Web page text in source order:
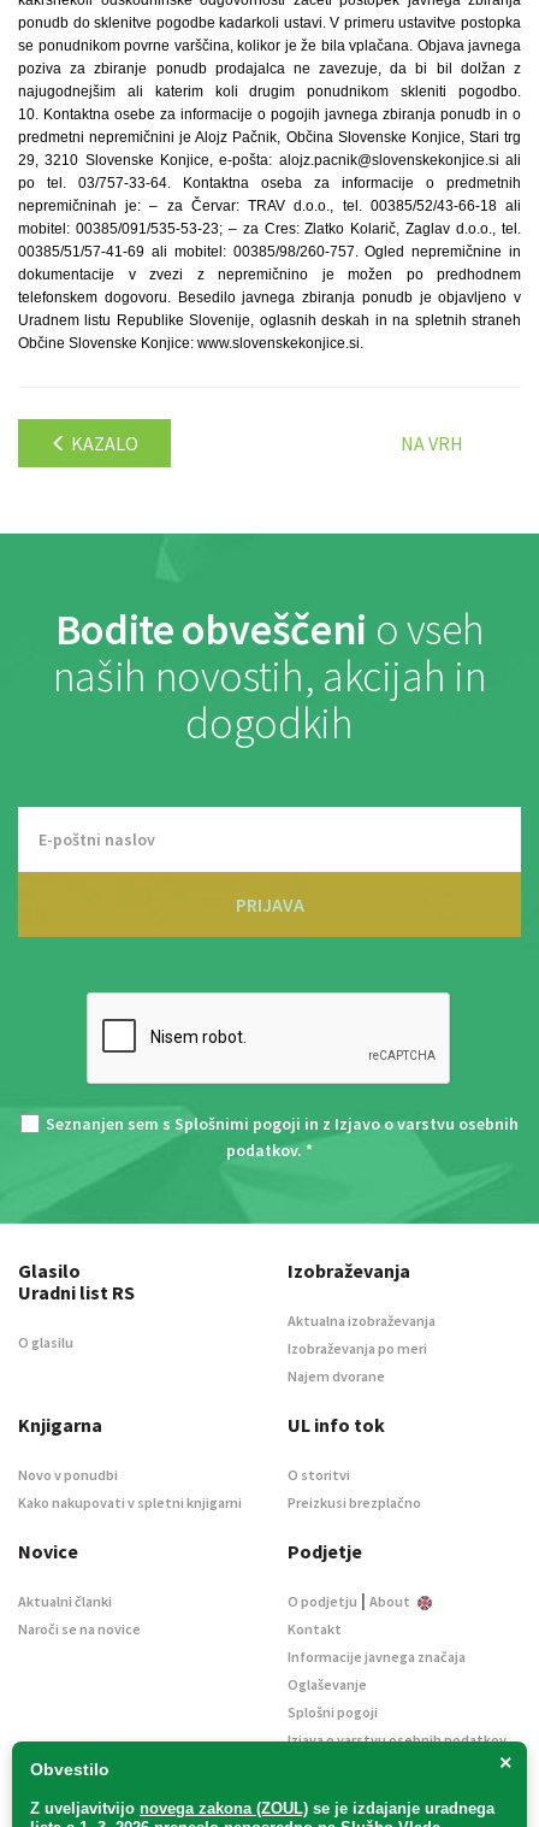
ponudb do sklenitve pogodbe kadarkoli ustavi. V primeru ustavitve postopka
se ponudnikom povrne varščina, kolikor je že bila vplačana. Objava javnega
poziva za zbiranje ponudb prodajalca ne zavezuje, da bi bil dolžan z
najugodnejšim ali katerim koli drugim ponudnikom skleniti pogodbo.
10. Kontaktna osebe za informacije o pogojih javnega zbiranja ponudb in o
predmetni nepremičnini je Alojz Pačnik, Občina Slovenske Konjice, Stari trg
29, 3210 Slovenske Konjice, e-pošta: alojz.pacnik@slovenskekonjice.si ali
po tel. 03/757-33-64. Kontaktna oseba za informacije o predmetnih
nepremičninah je: – za Červar: TRAV d.o.o., tel. 00385/52/43-66-18 ali
mobitel: 00385/091/535-53-23; – za Cres: Zlatko Kolarič, Zaglav d.o.o., tel.
00385/51/57-41-69 ali mobitel: 00385/98/260-757. Ogled nepremičnine in
dokumentacije v zvezi z nepremičnino je možen po predhodnem
telefonskem dogovoru. Besedilo javnega zbiranja ponudb je objavljeno v
Uradnem listu Republike Slovenije, oglasnih deskah in na spletnih straneh
Občine Slovenske Konjice: www.slovenskekonjice.si.
KAZALO NA VRH
Bodite obveščeni o vseh
naših novostih, akcijah in
dogodkih
PRIJAVA
Seznanjen sem s Splošnimi pogoji in z Izjavo o varstvu osebnih
podatkov. *
×
Obvestilo
Z uveljavitvijo novega zakona (ZOUL) se je izdajanje uradnega
Glasilo
Uradni list RS
O glasilu
Izobraževanja
Aktualna izobraževanja
Izobraževanja po meri
Najem dvorane
Knjigarna
Novo v ponudbi
Kako nakupovati v spletni knjigarni
UL info tok
O storitvi
Preizkusi brezplačno
Novice
Aktualni članki
Naroči se na novice
Podjetje
O podjetju | About
Kontakt
Informacije javnega značaja
Oglaševanje
Splošni pogoji
Izjava o varstvu osebnih podatkov